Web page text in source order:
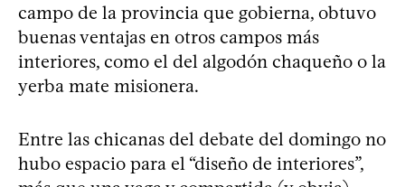
campo de la provincia que gobierna, obtuvo
buenas ventajas en otros campos más
interiores, como el del algodón chaqueño o la
yerba mate misionera.
Entre las chicanas del debate del domingo no
hubo espacio para el “diseño de interiores”,